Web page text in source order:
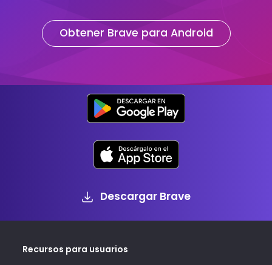
Obtener Brave para Android
Descargar Brave
Recursos para usuarios